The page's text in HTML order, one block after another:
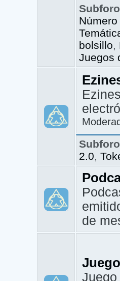
bolsillo,
Juegos
2.0,
de